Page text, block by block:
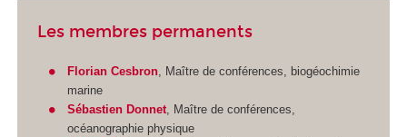
Les membres permanents
Florian Cesbron, Maître de conférences, biogéochimie
marine
Sébastien Donnet, Maître de conférences,
océanographie physique